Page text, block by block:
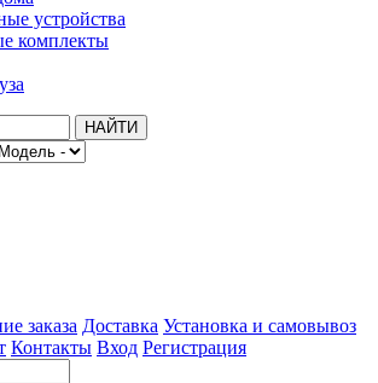
устройства
комплекты
НАЙТИ
заказа Доставка Установка и самовывоз
Контакты Вход Регистрация